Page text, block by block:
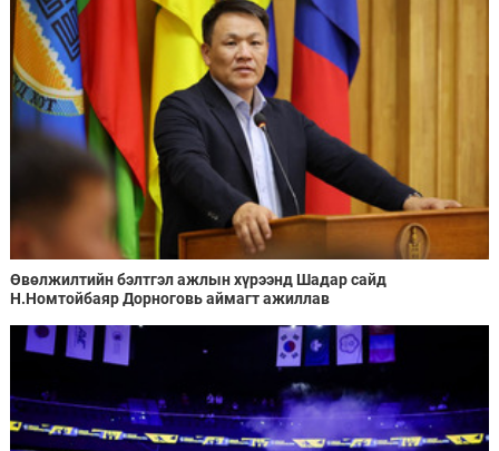
Өвөлжилтийн бэлтгэл ажлын хүрээнд Шадар сайд
Н.Номтойбаяр Дорноговь аймагт ажиллав